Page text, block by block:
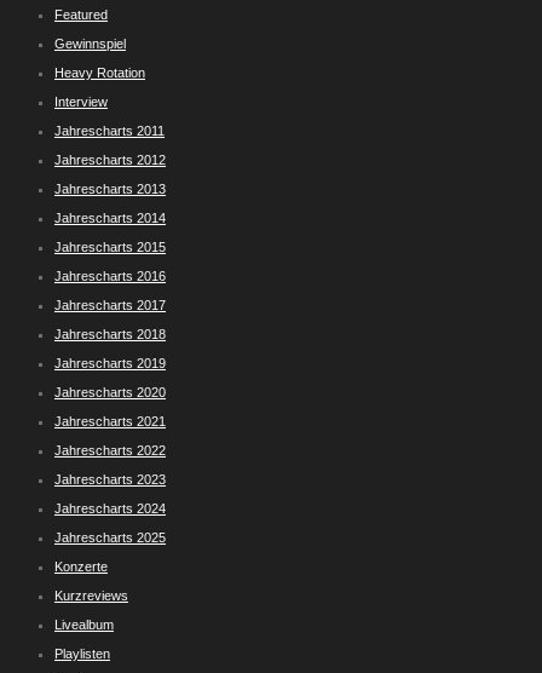
Featured
Gewinnspiel
Heavy Rotation
Interview
Jahrescharts 2011
Jahrescharts 2012
Jahrescharts 2013
Jahrescharts 2014
Jahrescharts 2015
Jahrescharts 2016
Jahrescharts 2017
Jahrescharts 2018
Jahrescharts 2019
Jahrescharts 2020
Jahrescharts 2021
Jahrescharts 2022
Jahrescharts 2023
Jahrescharts 2024
Jahrescharts 2025
Konzerte
Kurzreviews
Livealbum
Playlisten